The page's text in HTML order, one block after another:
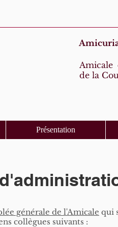
Amicale
de la
Présentation
générale de l'Amicale qui
collègues suivants :